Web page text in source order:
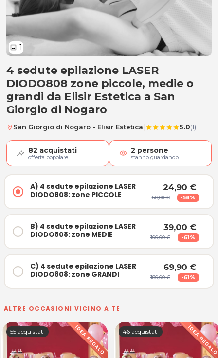
image 1
A) 4 sedute epilazione LASER
4 sedute epilazione LASER
DIODO808 zone piccole, medie o
grandi da Elisir Estetica a San
Giorgio di Nogaro
location_on San Giorgio di Nogaro - Elisir Estetica starstarstarstarstar5.0(1)
82 acquistati
offerta popolare visibility 2 persone
stanno guardando
A) 4 sedute epilazione LASER
DIODO808: zone PICCOLE
24,90 €
60,00 € -58%
B) 4 sedute epilazione LASER
DIODO808: zone MEDIE
39,00 €
100,00 € -61%
C) 4 sedute epilazione LASER
DIODO808: zone GRANDI
69,90 €
180,00 € -61%
ALTRE OCCASIONI VICINO A TE
55 acquistati 46 acquistati